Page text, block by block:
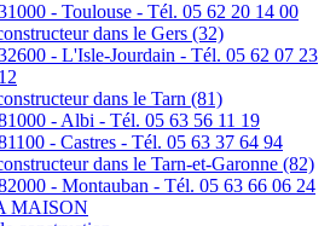
- Toulouse - Tél. 05 62 20 14 00
dans le Gers (32)
- L'Isle-Jourdain - Tél. 05 62 07 23
12
dans le Tarn (81)
- Albi - Tél. 05 63 56 11 19
- Castres - Tél. 05 63 37 64 94
dans le Tarn-et-Garonne (82)
- Montauban - Tél. 05 63 66 06 24
MAISON